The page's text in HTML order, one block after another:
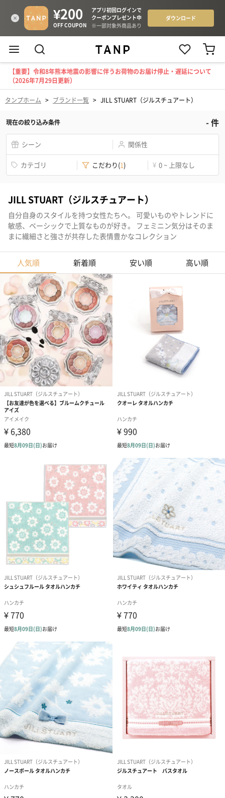
【重要】令和8年熊本地震の影響に伴うお荷物のお届け停止・遅延について
（2026年7月29日更新）
タンプホーム > ブランド一覧 > JILL STUART（ジルスチュアート）
現在の絞り込み条件 -件
シーン 関係性
カテゴリ こだわり(1) ¥ 0 ~ 上限なし
JILL STUART（ジルスチュアート）
自分自身のスタイルを持つ女性たちへ。 可愛いものやトレンドに
敏感、ベーシックで上質なものが好き。 フェミニン気分はそのま
まに繊細さと強さが共存した表情豊かなコレクション
人気順 新着順 安い順 高い順